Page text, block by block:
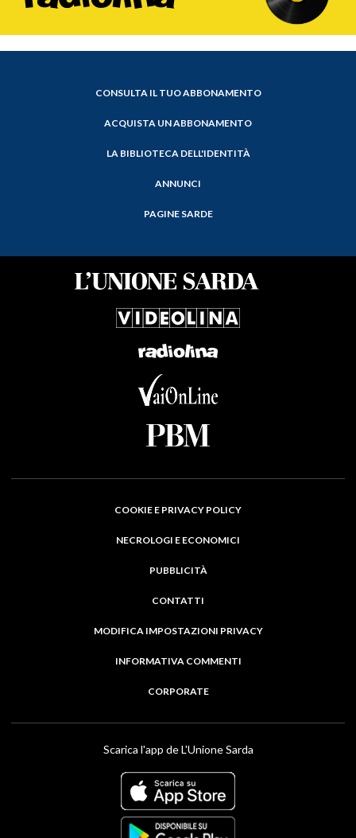
CONSULTA IL TUO ABBONAMENTO
ACQUISTA UN ABBONAMENTO
LA BIBLIOTECA DELL'IDENTITÀ
ANNUNCI
PAGINE SARDE
COOKIE E PRIVACY POLICY
NECROLOGI E ECONOMICI
PUBBLICITÀ
CONTATTI
MODIFICA IMPOSTAZIONI PRIVACY
INFORMATIVA COMMENTI
CORPORATE
Scarica l'app de L'Unione Sarda